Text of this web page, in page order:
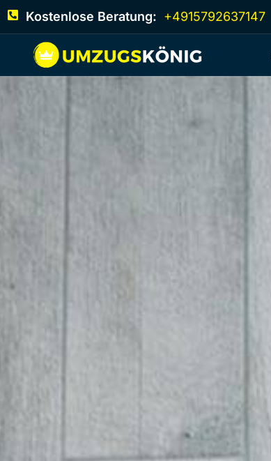
Kostenlose Beratung: +4915792637147